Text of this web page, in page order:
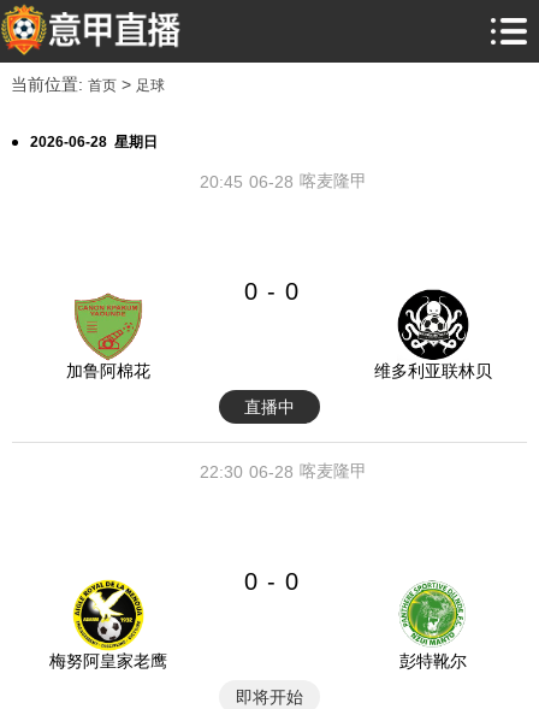
当前位置: 首页> 足球
2026-06-28 星期日
06-28
20:45 喀麦隆甲
加鲁阿棉花
0 - 0
维多利亚联林贝
直播中
06-28
22:30 喀麦隆甲
梅努阿皇家老鹰
0 - 0
彭特靴尔
即将开始